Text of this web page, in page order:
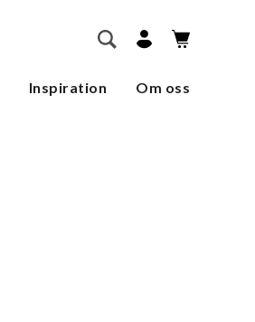
        SÖK
Inspiration Om oss